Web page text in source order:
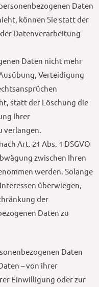
Daten
können Sie statt der
Datenverarbeitung
Daten nicht mehr
Verteidigung
statt der Löschung die
Ihrer
verlangen.
Art. 21 Abs. 1 DSGVO
zwischen Ihren
werden. Solange
überwiegen,
der
Daten zu
Daten
– von ihrer
Einwilligung oder zur